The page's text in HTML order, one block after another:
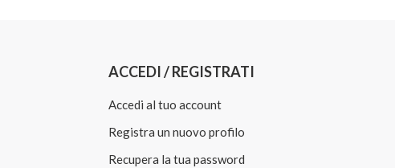
ACCEDI / REGISTRATI
Accedi al tuo account
Registra un nuovo profilo
Recupera la tua password